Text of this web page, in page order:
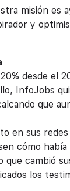
misión es
y
desde el
InfoJobs
que
en sus
cómo
cambió
los